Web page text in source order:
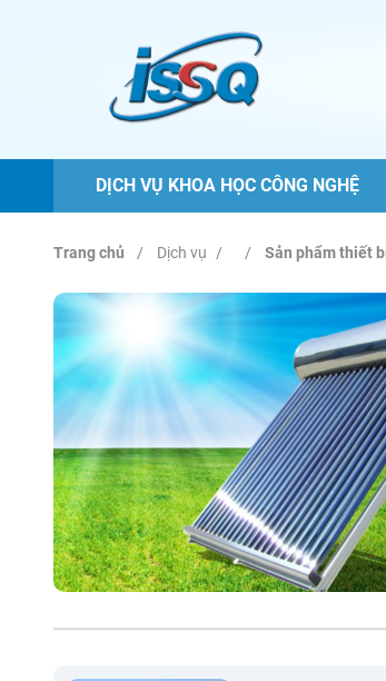
DỊCH VỤ KHOA HỌC CÔNG NGHỆ
Trang chủ Dịch vụ Sản phẩm thiết